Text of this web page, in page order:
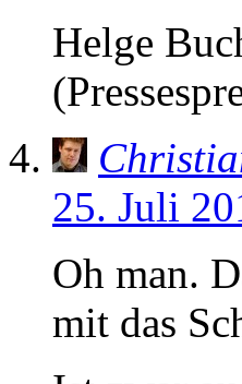
Helge
25. Juli
Oh man.
mit das